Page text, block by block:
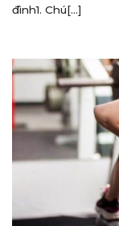
đình1. Chú[...]